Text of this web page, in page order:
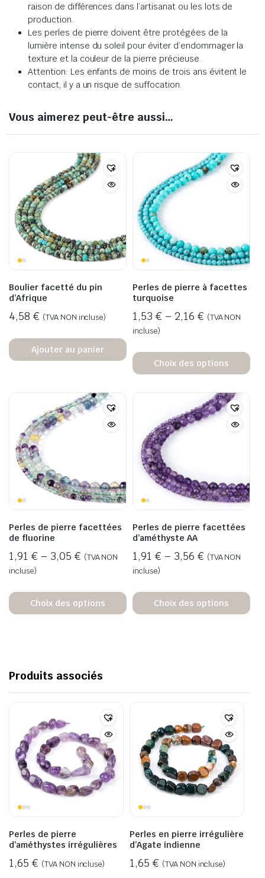
raison de différences dans l’artisanat ou les lots de
production.
Les perles de pierre doivent être protégées de la
lumière intense du soleil pour éviter d’endommager la
texture et la couleur de la pierre précieuse.
Attention: Les enfants de moins de trois ans évitent le
contact, il y a un risque de suffocation.
Vous aimerez peut-être aussi…
Boulier facetté du pin
d’Afrique
4,58 € (TVA NON incluse)
Ajouter au panier
Perles de pierre à facettes
turquoise
1,53 € – 2,16 € (TVA NON
incluse)
Choix des options
Perles de pierre facettées
de fluorine
1,91 € – 3,05 € (TVA NON
incluse)
Choix des options
Perles de pierre facettées
d’améthyste AA
1,91 € – 3,56 € (TVA NON
incluse)
Choix des options
Produits associés
Perles de pierre
d’améthystes irrégulières
1,65 € (TVA NON incluse)
Perles en pierre irrégulière
d’Agate indienne
1,65 € (TVA NON incluse)